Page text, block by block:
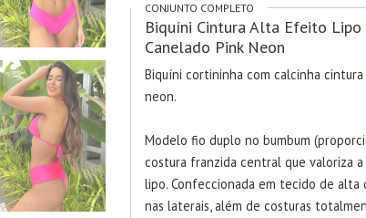
CONJUNTO COMPLETO
Biquíni Cintura Alta Efeito Lipo
Canelado Pink Neon
Biquíni cortininha com calcinha
neon.
Modelo fio duplo no bumbum
costura franzida central que valoriza
lipo. Confeccionada em tecido de alta
nas laterais, além de costuras